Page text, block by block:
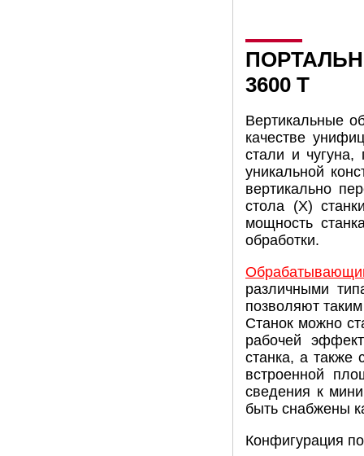
3600 T
Вертикальные
качестве
стали и
уникальной
вертикально
стола (X)
мощность
обработки.
различными
позволяют
Станок можно
рабочей
станка, а также
встроенной
сведения к
быть снабжены
Конфигурация